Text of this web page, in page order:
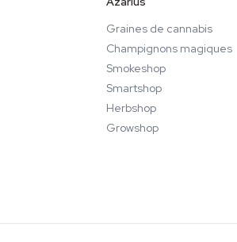
Graines de cannabis
Champignons magiques
Smokeshop
Smartshop
Herbshop
Growshop